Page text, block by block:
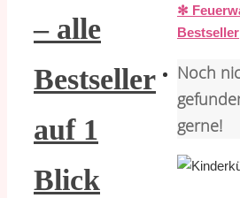
– alle
Bestseller
auf 1
Blick
✻
Bestseller
Noch
gerne!